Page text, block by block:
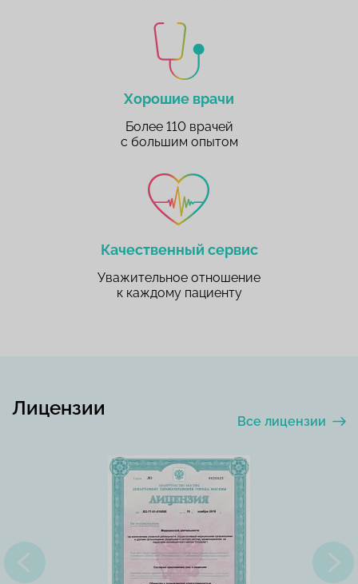
Хорошие врачи
Более 110 врачей
с большим опытом
Качественный сервис
Уважительное отношение
к каждому пациенту
Лицензии
Все лицензии